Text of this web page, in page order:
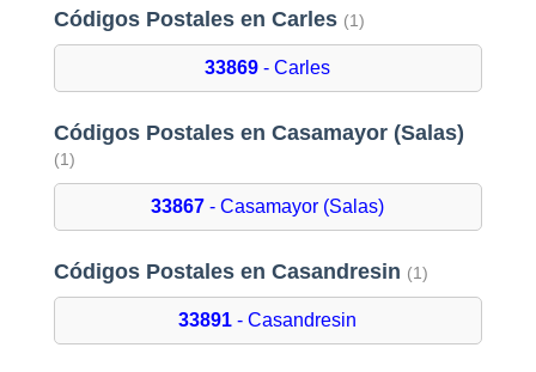
Códigos Postales en Carles (1)
33869 - Carles
Códigos Postales en Casamayor (Salas)
(1)
33867 - Casamayor (Salas)
Códigos Postales en Casandresin (1)
33891 - Casandresin